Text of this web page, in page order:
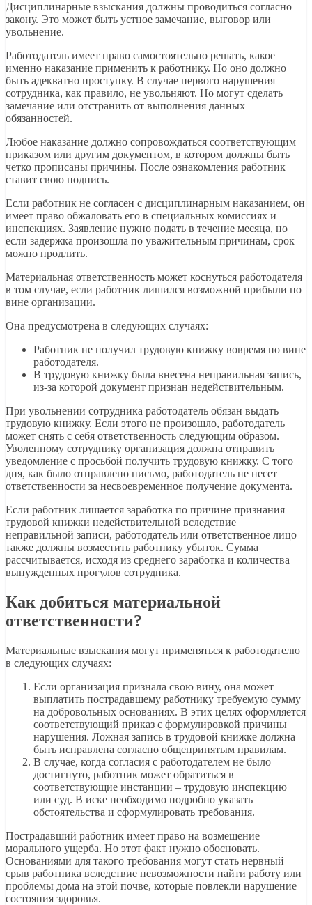
Дисциплинарные взыскания должны проводиться согласно
закону. Это может быть устное замечание, выговор или
увольнение.
Работодатель имеет право самостоятельно решать, какое
именно наказание применить к работнику. Но оно должно
быть адекватно проступку. В случае первого нарушения
сотрудника, как правило, не увольняют. Но могут сделать
замечание или отстранить от выполнения данных
обязанностей.
Любое наказание должно сопровождаться соответствующим
приказом или другим документом, в котором должны быть
четко прописаны причины. После ознакомления работник
ставит свою подпись.
Если работник не согласен с дисциплинарным наказанием, он
имеет право обжаловать его в специальных комиссиях и
инспекциях. Заявление нужно подать в течение месяца, но
если задержка произошла по уважительным причинам, срок
можно продлить.
Материальная ответственность может коснуться работодателя
в том случае, если работник лишился возможной прибыли по
вине организации.
Она предусмотрена в следующих случаях:
Работник не получил трудовую книжку вовремя по вине
работодателя.
В трудовую книжку была внесена неправильная запись,
из-за которой документ признан недействительным.
При увольнении сотрудника работодатель обязан выдать
трудовую книжку. Если этого не произошло, работодатель
может снять с себя ответственность следующим образом.
Уволенному сотруднику организация должна отправить
уведомление с просьбой получить трудовую книжку. С того
дня, как было отправлено письмо, работодатель не несет
ответственности за несвоевременное получение документа.
Если работник лишается заработка по причине признания
трудовой книжки недействительной вследствие
неправильной записи, работодатель или ответственное лицо
также должны возместить работнику убыток. Сумма
рассчитывается, исходя из среднего заработка и количества
вынужденных прогулов сотрудника.
Как добиться материальной
ответственности?
Материальные взыскания могут применяться к работодателю
в следующих случаях:
Если организация признала свою вину, она может
выплатить пострадавшему работнику требуемую сумму
на добровольных основаниях. В этих целях оформляется
соответствующий приказ с формулировкой причины
нарушения. Ложная запись в трудовой книжке должна
быть исправлена согласно общепринятым правилам.
В случае, когда согласия с работодателем не было
достигнуто, работник может обратиться в
соответствующие инстанции – трудовую инспекцию
или суд. В иске необходимо подробно указать
обстоятельства и сформулировать требования.
Пострадавший работник имеет право на возмещение
морального ущерба. Но этот факт нужно обосновать.
Основаниями для такого требования могут стать нервный
срыв работника вследствие невозможности найти работу или
проблемы дома на этой почве, которые повлекли нарушение
состояния здоровья.